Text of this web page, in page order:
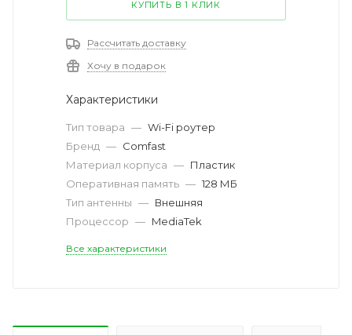
КУПИТЬ В 1 КЛИК
Рассчитать доставку
Хочу в подарок
Характеристики
Тип товара — Wi-Fi роутер
Бренд — Comfast
Материал корпуса — Пластик
Оперативная память — 128 МБ
Тип антенны — Внешняя
Процессор — MediaTek
Все характеристики